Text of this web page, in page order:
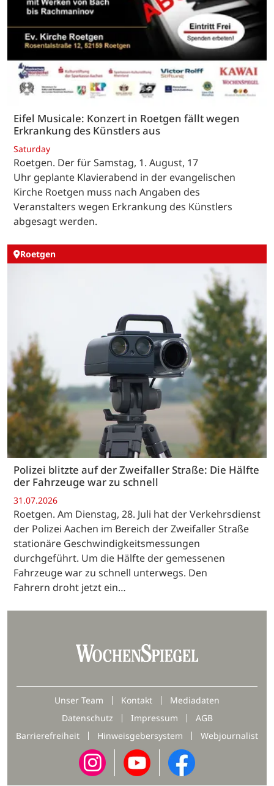
Eifel Musicale: Konzert in Roetgen fällt wegen
Erkrankung des Künstlers aus
Saturday
Roetgen. Der für Samstag, 1. August, 17
Uhr geplante Klavierabend in der evangelischen
Kirche Roetgen muss nach Angaben des
Veranstalters wegen Erkrankung des Künstlers
abgesagt werden.
Roetgen
Polizei blitzte auf der Zweifaller Straße: Die Hälfte
der Fahrzeuge war zu schnell
31.07.2026
Roetgen. Am Dienstag, 28. Juli hat der Verkehrsdienst
der Polizei Aachen im Bereich der Zweifaller Straße
stationäre Geschwindigkeitsmessungen
durchgeführt. Um die Hälfte der gemessenen
Fahrzeuge war zu schnell unterwegs. Den
Fahrern droht jetzt ein…
Unser Team Kontakt
Mediadaten
Datenschutz
Impressum
AGB
Barrierefreiheit
Hinweisgebersystem Webjournalist